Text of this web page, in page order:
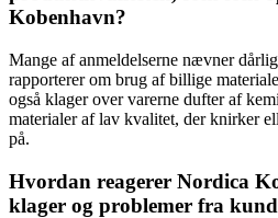
Kobenhavn?
Mange af anmeldelserne nævner
rapporterer om brug af billige
også klager over varerne dufter af
materialer af lav kvalitet, der knirker
på.
Hvordan reagerer Nordica
klager og problemer fra